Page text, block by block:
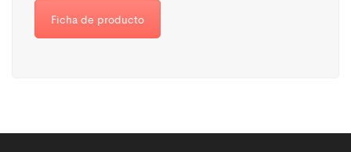
Ficha de producto